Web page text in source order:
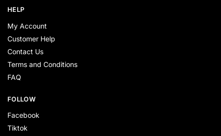
HELP
My Account
Customer Help
Contact Us
Terms and Conditions
FAQ
FOLLOW
Facebook
Tiktok